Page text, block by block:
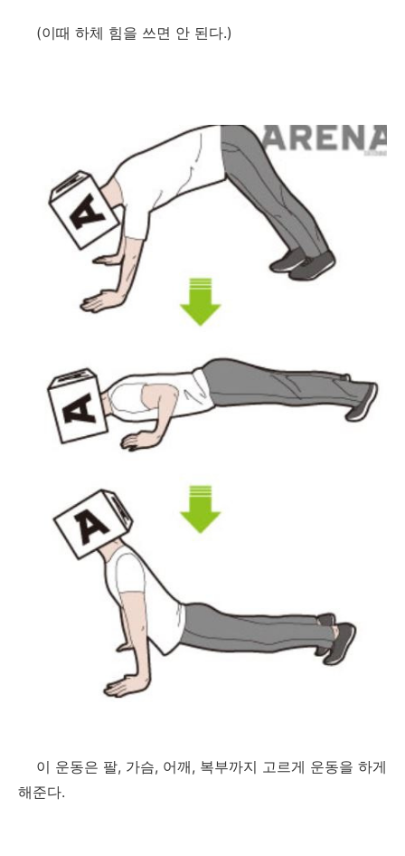
(이때 하체 힘을 쓰면 안 된다.)
이 운동은 팔, 가슴, 어깨, 복부까지 고르게 운동을 하게
해준다.